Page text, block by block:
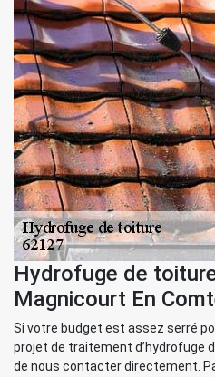
Hydrofuge de
Magnicourt En
Si votre budget est assez serré
projet de traitement d’hydrofuge
de nous contacter directement.